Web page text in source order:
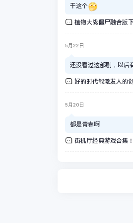
干这个
5月22日
还没看过这部剧，以后
好的时代能激发人的
5月20日
都是青春啊
街机厅经典游戏合集！